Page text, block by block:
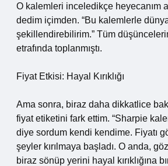
O kalemleri inceledikçe heyecanım
dedim içimden. “Bu kalemlerle
şekillendirebilirim.” Tüm
etrafında toplanmıştı.
Fiyat Etkisi: Hayal Kırıklığı
Ama sonra, biraz daha dikkatlice
fiyat etiketini fark ettim. “Sharpie
diye sordum kendi kendime. Fiyatı
şeyler kırılmaya başladı. O anda,
biraz sönüp yerini hayal kırıklığına